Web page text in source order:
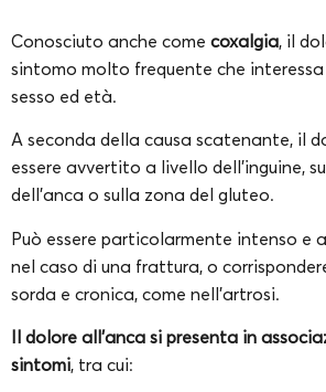
Conosciuto anche come coxalgia, il
sintomo molto frequente che
sesso ed età.
A seconda della causa scatenante, il
essere avvertito a livello dell’inguine,
dell’anca o sulla zona del gluteo.
Può essere particolarmente intenso e
nel caso di una frattura, o
sorda e cronica, come nell’artrosi.
Il dolore all’anca si presenta in
sintomi, tra cui: